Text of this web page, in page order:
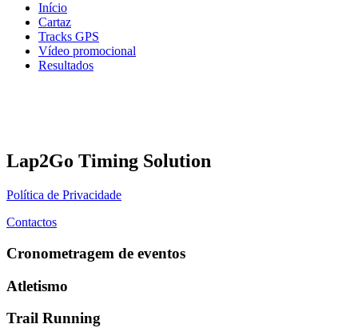
Início
Cartaz
Tracks GPS
Vídeo promocional
Resultados
Lap2Go Timing Solution
Política de Privacidade
Contactos
Cronometragem de eventos
Atletismo
Trail Running